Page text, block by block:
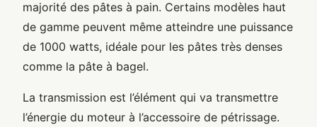
majorité des pâtes à pain. Certains modèles haut
de gamme peuvent même atteindre une puissance
de 1000 watts, idéale pour les pâtes très denses
comme la pâte à bagel.
La transmission est l’élément qui va transmettre
l’énergie du moteur à l’accessoire de pétrissage.